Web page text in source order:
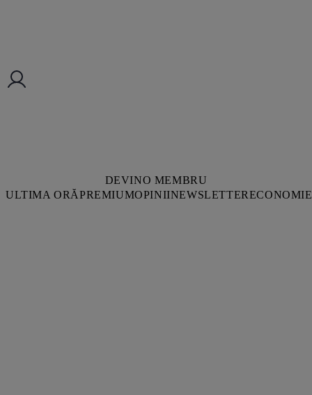
DEVINO MEMBRU
ULTIMA ORĂPREMIUMOPINIINEWSLETTERECONOMIE